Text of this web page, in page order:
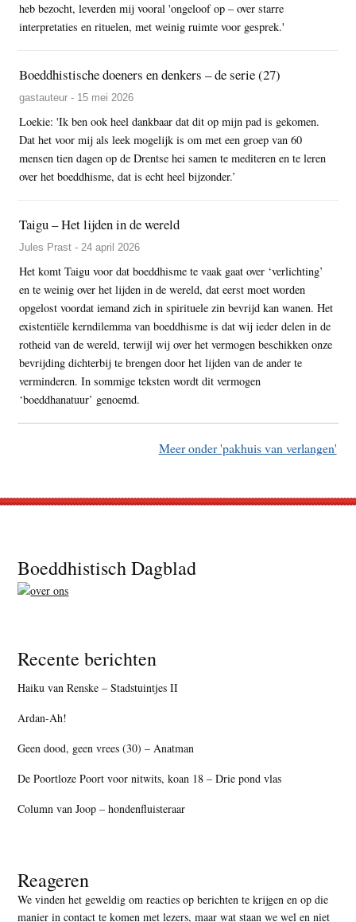
heb bezocht, leverden mij vooral 'ongeloof op – over starre
interpretaties en rituelen, met weinig ruimte voor gesprek.'
Boeddhistische doeners en denkers – de serie (27)
gastauteur - 15 mei 2026
Loekie: 'Ik ben ook heel dankbaar dat dit op mijn pad is gekomen.
Dat het voor mij als leek mogelijk is om met een groep van 60
mensen tien dagen op de Drentse hei samen te mediteren en te leren
over het boeddhisme, dat is echt heel bijzonder.’
Taigu – Het lijden in de wereld
Jules Prast - 24 april 2026
Het komt Taigu voor dat boeddhisme te vaak gaat over ‘verlichting’
en te weinig over het lijden in de wereld, dat eerst moet worden
opgelost voordat iemand zich in spirituele zin bevrijd kan wanen. Het
existentiële kerndilemma van boeddhisme is dat wij ieder delen in de
rotheid van de wereld, terwijl wij over het vermogen beschikken onze
bevrijding dichterbij te brengen door het lijden van de ander te
verminderen. In sommige teksten wordt dit vermogen
‘boeddhanatuur’ genoemd.
Meer onder 'pakhuis van verlangen'
Footer
Boeddhistisch Dagblad
Recente berichten
Haiku van Renske – Stadstuintjes II
Ardan-Ah!
Geen dood, geen vrees (30) – Anatman
De Poortloze Poort voor nitwits, koan 18 – Drie pond vlas
Column van Joop – hondenfluisteraar
Reageren
We vinden het geweldig om reacties op berichten te krijgen en op die
manier in contact te komen met lezers, maarwat staan we wel en niet